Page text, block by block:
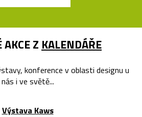
Z KALENDÁŘE
konference v oblasti designu u
nás i ve světě...
Výstava Kaws